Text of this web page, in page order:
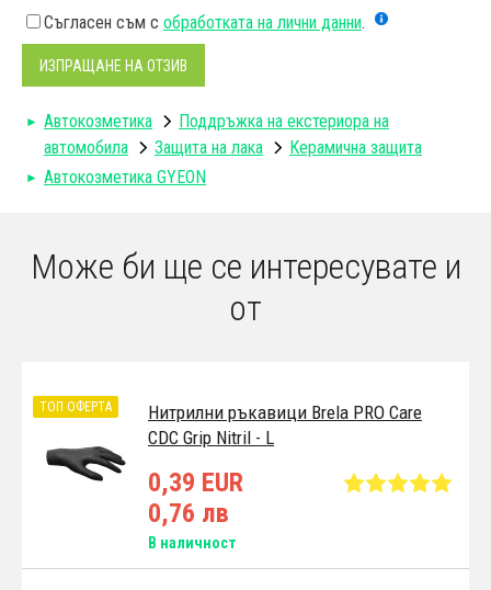
Съгласен съм с обработката на лични данни.
ИЗПРАЩАНЕ НА ОТЗИВ
Автокозметика
Поддръжка на екстериора на
автомобила
Защита на лака
Керамична защита
Автокозметика GYEON
Може би ще се интересувате и
от
Нитрилни ръкавици Brela PRO Care
CDC Grip Nitril - L
ТОП ОФЕРТА
0,39 EUR
0,76 лв
В наличност